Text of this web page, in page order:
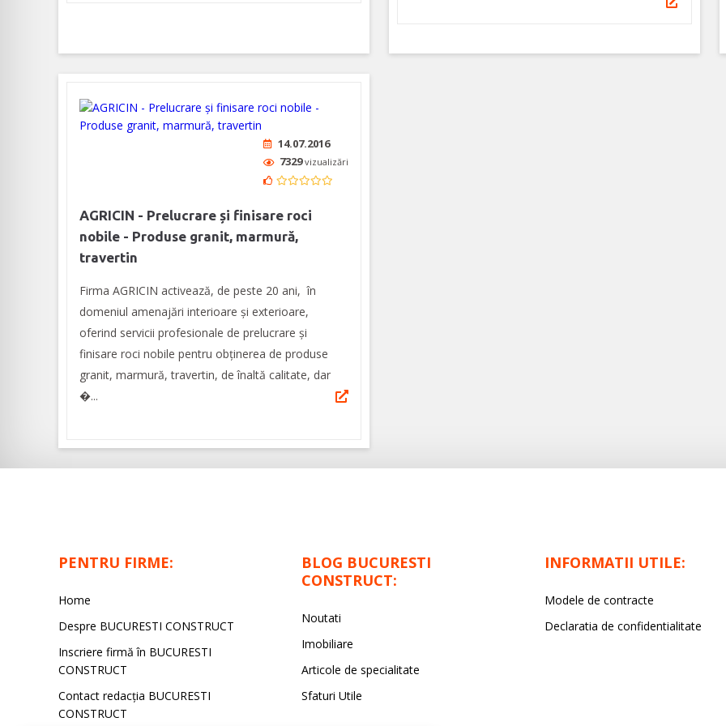
14.07.2016
7329vizualizări
AGRICIN - Prelucrare și finisare roci
nobile - Produse granit, marmură,
travertin
Firma AGRICIN activează, de peste 20 ani, în
domeniul amenajări interioare și exterioare,
oferind servicii profesionale de prelucrare și
finisare roci nobile pentru obținerea de produse
granit, marmură, travertin, de înaltă calitate, dar
�...
PENTRU FIRME:
Home
Despre BUCURESTI CONSTRUCT
Inscriere firmă în BUCURESTI
CONSTRUCT
Contact redacţia BUCURESTI
CONSTRUCT
BLOG BUCURESTI
CONSTRUCT:
Noutati
Imobiliare
Articole de specialitate
Sfaturi Utile
INFORMATII UTILE:
Modele de contracte
Declaratia de confidentialitate